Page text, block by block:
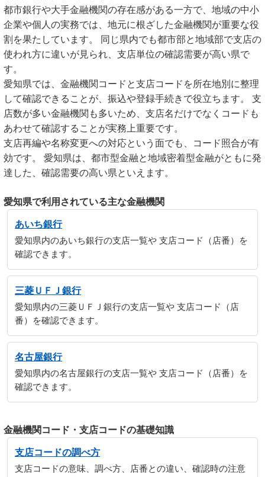
都市銀行や大手金融機関の存在感がある一方で、地域の中小
企業や個人の実務では、地元に根ざした金融機関が重要な役
割を果たしています。 同じ県内でも都市部と地域部で支店の
使われ方に違いが見られ、支店単位の確認需要が高い県で
す。
愛知県では、金融機関コードと支店コードを所在地別に整理
して確認できることが、振込や登録手続きで役立ちます。 支
店数が多い金融機関も多いため、支店名だけでなくコードも
あわせて確認することが実務上重要です。
支店再編や名称変更への対応という面でも、コード照合が有
効です。 愛知県は、都市型金融と地域密着型金融がともに発
達した、確認需要の高い県といえます。
愛知県で利用されている主な金融機関
あいち銀行
愛知県内のあいち銀行の支店一覧や 支店コード（店番）を
確認できます。
三菱ＵＦＪ銀行
愛知県内の三菱ＵＦＪ銀行の支店一覧や 支店コード（店
番）を確認できます。
名古屋銀行
愛知県内の名古屋銀行の支店一覧や 支店コード（店番）を
確認できます。
金融機関コード・支店コードの基礎知識
支店コードの調べ方
支店コードの意味、調べ方、店番との違い、確認時の注意